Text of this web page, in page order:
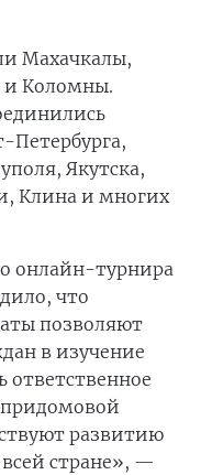
Махачкалы,
и Коломны.
Петербурга,
Якутска,
Клина и многих
онлайн-турнира
что
позволяют
в изучение
развитию
всей стране», —